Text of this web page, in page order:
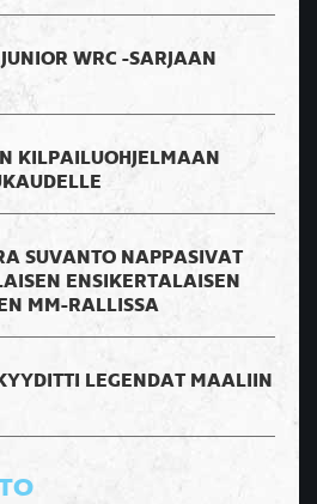
WRC -SARJAAN
KILPAILUOHJELMAAN
SUVANTO NAPPASIVAT
ENSIKERTALAISEN
MM-RALLISSA
LEGENDAT MAALIIN